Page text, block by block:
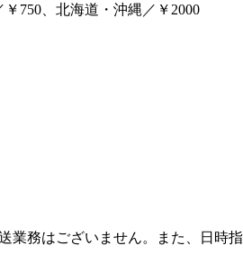
750、北海道・沖縄／￥2000
務はございません。また、日時